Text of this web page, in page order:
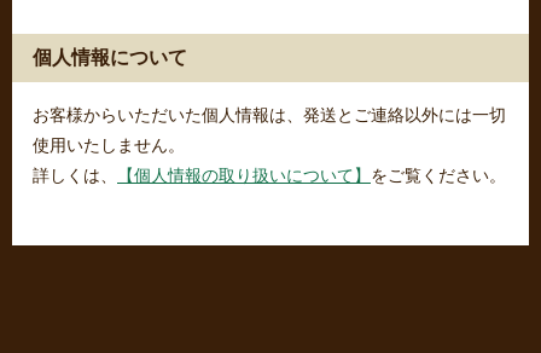
個人情報について
お客様からいただいた個人情報は、発送とご連絡以外には一切
使用いたしません。
詳しくは、
【個人情報の取り扱いについて】 をご覧ください。